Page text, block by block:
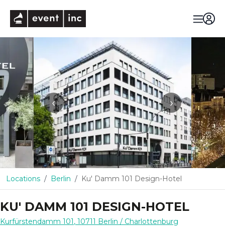
‹ ›
Locations Berlin Ku' Damm 101 Design-Hotel
KU' DAMM 101 DESIGN-HOTEL
Kurfürstendamm 101, 10711 Berlin / Charlottenburg